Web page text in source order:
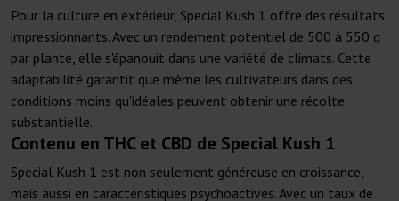
Pour la culture en extérieur, Special Kush 1 offre des résultats
impressionnants. Avec un rendement potentiel de 500 à 550 g
par plante, elle s'épanouit dans une variété de climats. Cette
adaptabilité garantit que même les cultivateurs dans des
conditions moins qu'idéales peuvent obtenir une récolte
substantielle.
Contenu en THC et CBD de Special Kush 1
Special Kush 1 est non seulement généreuse en croissance,
mais aussi en caractéristiques psychoactives. Avec un taux de